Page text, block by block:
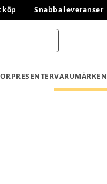
köp Snabba leveranser
PRESENTERVARUMÄRKEN